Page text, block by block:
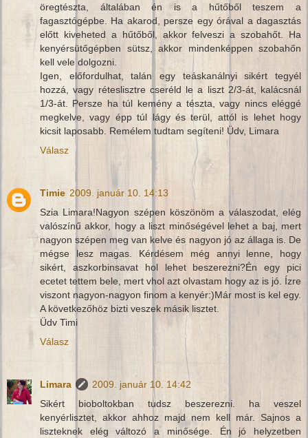
öregtészta, általában én is a hűtőből teszem a
fagasztógépbe. Ha akarod, persze egy órával a dagasztás
előtt kiveheted a hűtőből, akkor felveszi a szobahőt. Ha
kenyérsütőgépben sütsz, akkor mindenképpen szobahőn
kell vele dolgozni.
Igen, előfordulhat, talán egy teáskanálnyi sikért tegyél
hozzá, vagy réteslisztre cseréld le a liszt 2/3-át, kalácsnál
1/3-át. Persze ha túl kemény a tészta, vagy nincs eléggé
megkelve, vagy épp túl lágy és terül, attól is lehet hogy
kicsit laposabb. Remélem tudtam segíteni! Üdv, Limara
Válasz
Timie 2009. január 10. 14:13
Szia Limara!Nagyon szépen köszönöm a válaszodat, elég
valószínű akkor, hogy a liszt minőségével lehet a baj, mert
nagyon szépen meg van kelve és nagyon jó az állaga is. De
mégse lesz magas. Kérdésem még annyi lenne, hogy
sikért, aszkorbinsavat hol lehet beszerezni?Én egy pici
ecetet tettem bele, mert vhol azt olvastam hogy az is jó. Ízre
viszont nagyon-nagyon finom a kenyér:)Már most is kel egy.
A következőhöz bizti veszek másik lisztet.
Üdv Timi
Válasz
Limara
2009. január 10. 14:42
Sikért bioboltokban tudsz beszerezni. ha veszel
kenyérlisztet, akkor ahhoz majd nem kell már. Sajnos a
liszteknek elég változó a minősége. Én jó helyzetben